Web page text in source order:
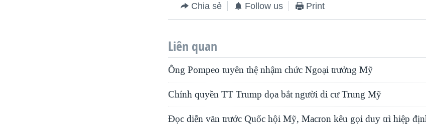
Chia sẻ Follow us Print
Liên quan
Ông Pompeo tuyên thệ nhậm chức Ngoại trưởng Mỹ
Chính quyền TT Trump dọa bắt người di cư Trung Mỹ
Đọc diễn văn trước Quốc hội Mỹ, Macron kêu gọi duy trì hiệp